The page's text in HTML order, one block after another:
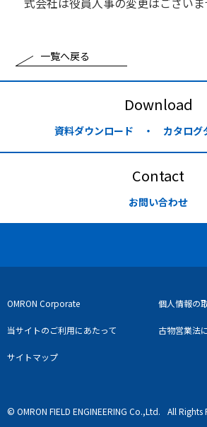
一覧へ戻る
Download
資料ダウンロード ・ カタログ
Contact
お問い合わせ
OMRON Corporate 個人情報の
当サイトのご利用にあたって 古物営業法
サイトマップ
© OMRON FIELD ENGINEERING Co.,Ltd. All Rights